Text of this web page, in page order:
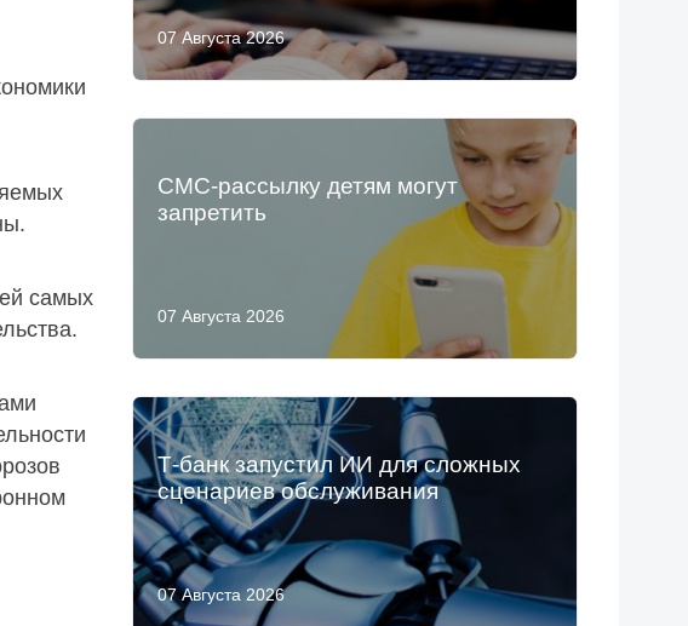
самых
07 Августа 2026
07 Августа 2026
СМС-рассылку детям могут
запретить
07 Августа 2026
Т-банк запустил ИИ для сложных
сценариев обслуживания